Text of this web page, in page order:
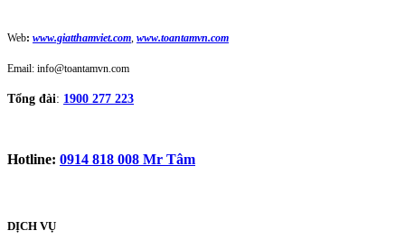
Web: www.giatthamviet.com, www.toantamvn.com
Email: info@toantamvn.com
Tổng đài: 1900 277 223
Hotline: 0914 818 008 Mr Tâm
DỊCH VỤ